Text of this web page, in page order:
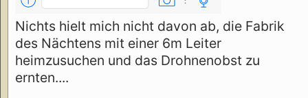
Nichts hielt mich nicht davon ab, die Fabrik
des Nächtens mit einer 6m Leiter
heimzusuchen und das Drohnenobst zu
ernten....